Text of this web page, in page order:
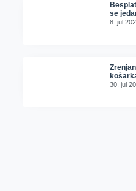
se
8. jul
30. jul